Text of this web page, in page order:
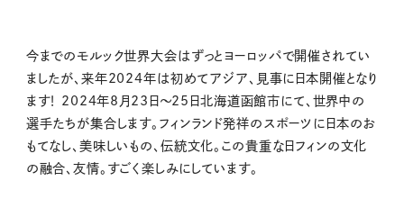
今までのモルック世界大会はずっとヨーロッパで開催されてい
ましたが、来年2024年は初めてアジア、見事に日本開催となり
ます！ 2024年8月23日～25日北海道函館市にて、世界中の
選手たちが集合します。フィンランド発祥のスポーツに日本のお
もてなし、美味しいもの、伝統文化。この貴重な日フィンの文化
の融合、友情。すごく楽しみにしています。